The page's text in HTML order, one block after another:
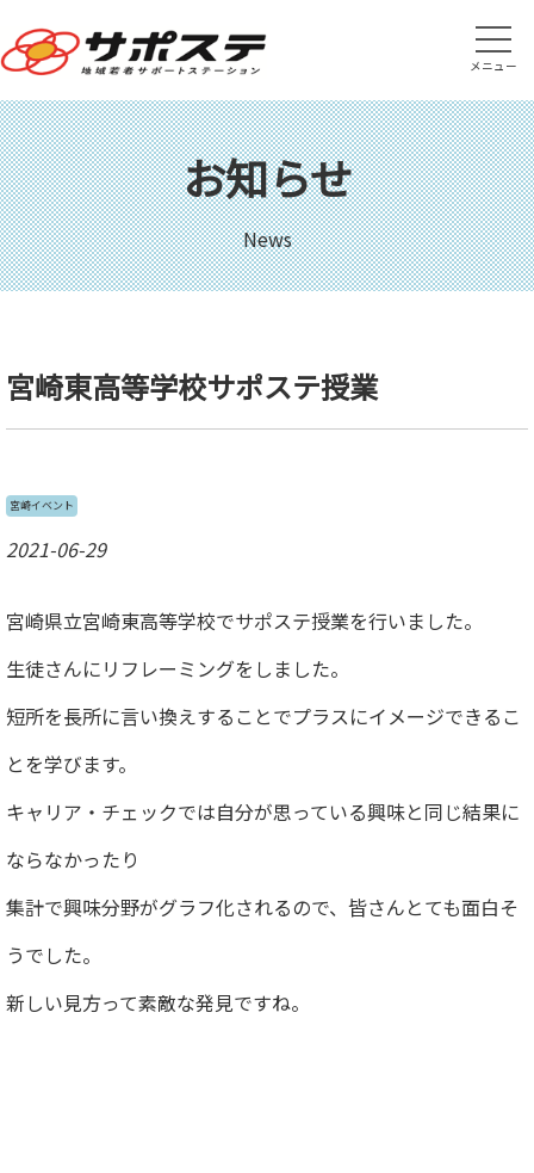
メニュー
お知らせ
News
宮崎東高等学校サポステ授業
宮崎イベント
2021-06-29
宮崎県立宮崎東高等学校でサポステ授業を行いました。
生徒さんにリフレーミングをしました。
短所を長所に言い換えすることでプラスにイメージできるこ
とを学びます。
キャリア・チェックでは自分が思っている興味と同じ結果に
ならなかったり
集計で興味分野がグラフ化されるので、皆さんとても面白そ
うでした。
新しい見方って素敵な発見ですね。